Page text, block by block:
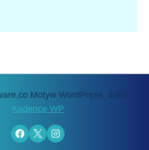
Motyw WordPress, autor:
Kadence WP